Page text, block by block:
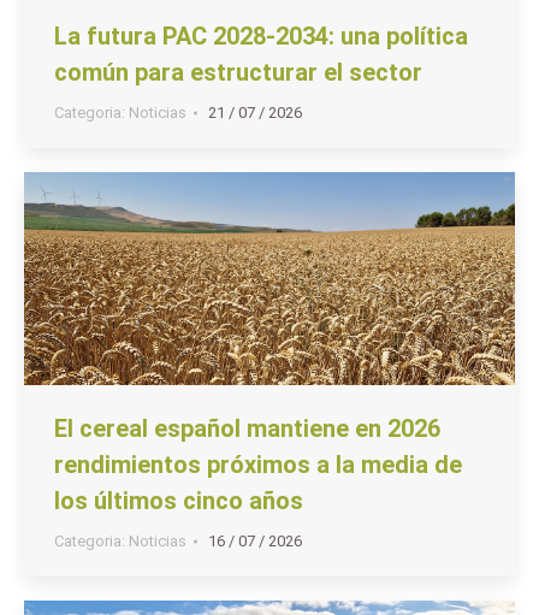
La futura PAC 2028-2034: una política
común para estructurar el sector
Categoria: Noticias 21 / 07 / 2026
El cereal español mantiene en 2026
rendimientos próximos a la media de
los últimos cinco años
Categoria: Noticias 16 / 07 / 2026